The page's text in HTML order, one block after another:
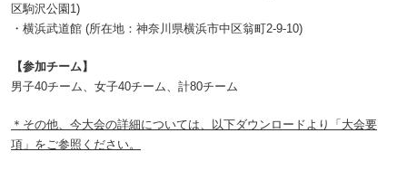
区駒沢公園1)
・横浜武道館 (所在地：神奈川県横浜市中区翁町2-9-10)
【参加チーム】
男子40チーム、女子40チーム、計80チーム
＊その他、今大会の詳細については、以下ダウンロードより「大会要
項」をご参照ください。